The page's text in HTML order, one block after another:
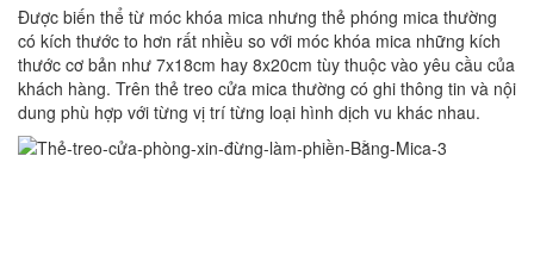
Được biến thể từ móc khóa mica nhưng thẻ phóng mica thường
có kích thước to hơn rất nhiều so với móc khóa mica những kích
thước cơ bản như 7x18cm hay 8x20cm tùy thuộc vào yêu cầu của
khách hàng. Trên thẻ treo cửa mica thường có ghi thông tin và nội
dung phù hợp với từng vị trí từng loại hình dịch vu khác nhau.